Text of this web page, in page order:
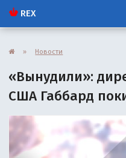
REX
» Новости
«Вынудили»:
США Габбард